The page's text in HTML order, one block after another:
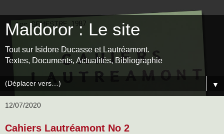
Maldoror : Le site
Tout sur Isidore Ducasse et Lautréamont.
Textes, Documents, Actualités, Bibliographie
▼
12/07/2020
Cahiers Lautréamont No 2